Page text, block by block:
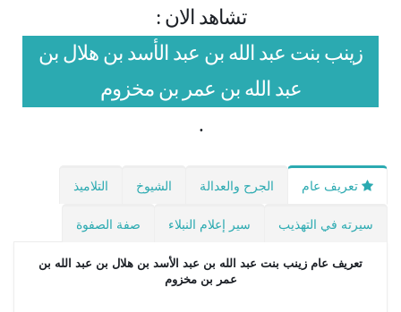
تشاهد الان :
زينب بنت عبد الله بن عبد الأسد بن هلال بن
عبد الله بن عمر بن مخزوم
.
تعريف عام الجرح والعدالة الشيوخ التلاميذ
سيرته في التهذيب سير إعلام النبلاء صفة الصفوة
تعريف عام زينب بنت عبد الله بن عبد الأسد بن هلال بن عبد الله بن
عمر بن مخزوم